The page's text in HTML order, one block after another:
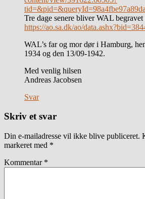
Tre dage senere bliver WAL
https://ao.sa.dk/ao/
WAL’s far og mor dør i Hamburg,
1934 og den 13/09-1942.
Med venlig hilsen
Andreas Jacobsen
Svar
Skriv et svar
Din e-mailadresse vil ikke blive publiceret.
markeret med *
Kommentar *